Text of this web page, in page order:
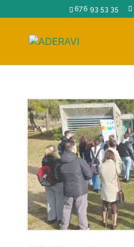
676 93 53 35